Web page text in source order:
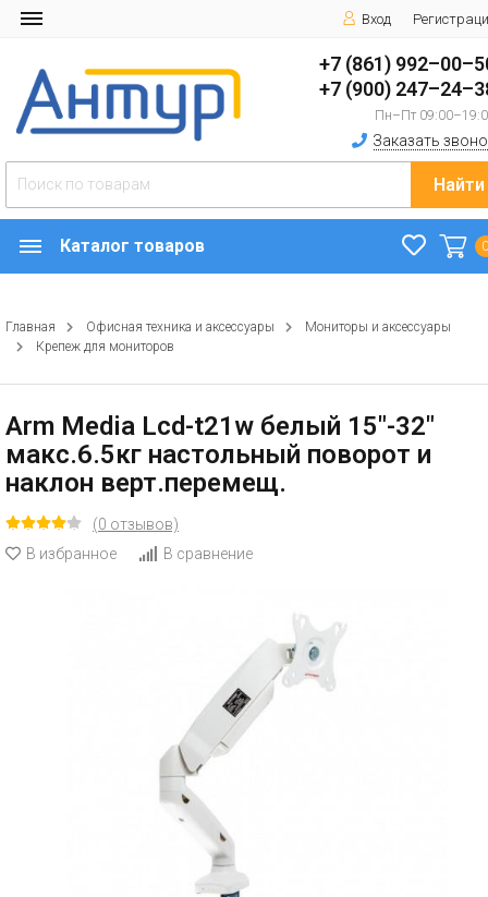
Вход
+7 (861)
+7 (900)
Пн–Пт
Заказать
Найти
Каталог товаров
Главная Офисная техника и аксессуары
Мониторы и аксессуары
Крепеж для мониторов
Arm Media Lcd-t21w белый 15"-32"
макс.6.5кг настольный поворот и
наклон верт.перемещ.
(0 отзывов)
В избранное
В сравнение